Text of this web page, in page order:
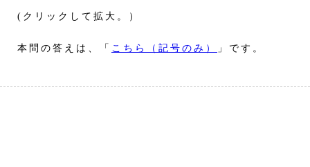
(クリックして拡大。）
本問の答えは、「 こちら（記号のみ） 」です。